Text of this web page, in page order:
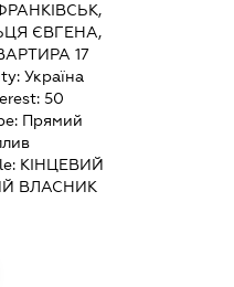
ЄВГЕНА,
17
Україна
50
Прямий
КІНЦЕВИЙ
ВЛАСНИК